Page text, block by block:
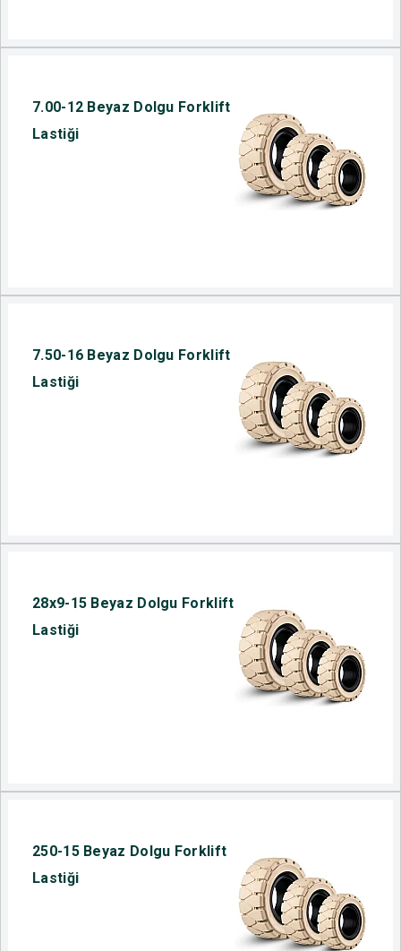
7.00-12 Beyaz Dolgu Forklift
Lastiği
7.50-16 Beyaz Dolgu Forklift
Lastiği
28x9-15 Beyaz Dolgu Forklift
Lastiği
250-15 Beyaz Dolgu Forklift
Lastiği